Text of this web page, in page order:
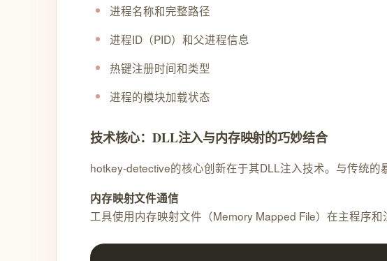
进程名称和完整路径
进程ID（PID）和父进程信息
热键注册时间和类型
进程的模块加载状态
技术核心：DLL注入与内存映射的巧妙结合
hotkey-detective的核心创新在于其DLL注入技术。与传统
内存映射文件通信
工具使用内存映射文件（Memory Mapped File）在主程序